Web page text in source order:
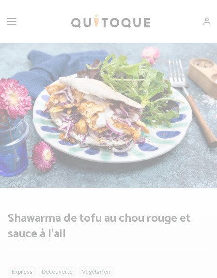
Shawarma de tofu au chou rouge et
sauce à l’ail
Express Découverte Végétarien